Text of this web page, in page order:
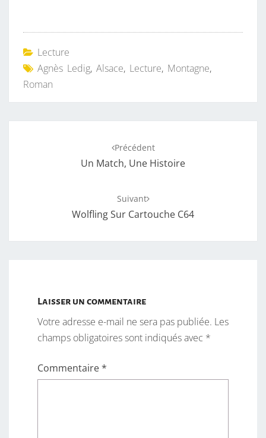
Lecture
Agnès Ledig, Alsace, Lecture, Montagne,
Roman
Précédent
Un Match, Une Histoire
Suivant
Wolfling Sur Cartouche C64
Laisser un commentaire
Votre adresse e-mail ne sera pas publiée. Les
champs obligatoires sont indiqués avec *
Commentaire*